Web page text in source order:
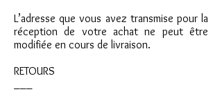
L’adresse que vous avez transmise pour la
réception de votre achat ne peut être
modifiée en cours de livraison.
RETOURS